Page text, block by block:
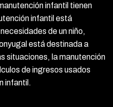
infantil tienen
infantil está
de un niño,
está destinada a
situaciones, la manutención
de ingresos usados
infantil.